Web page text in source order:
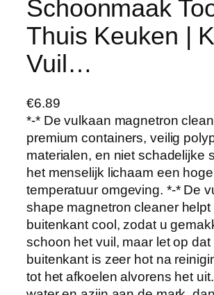
Schoonmaak
Thuis Keuken |
Vuil…
€6.89
*-* De vulkaan magnetron
premium containers, veilig
materialen, en niet schadelijke
het menselijk lichaam een hoge
temperatuur omgeving. *-* De
shape magnetron cleaner
buitenkant cool, zodat u
schoon het vuil, maar let op dat
buitenkant is zeer hot na
tot het afkoelen alvorens het